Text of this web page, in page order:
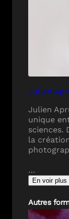
Julien
Julien
unique
sciences.
la
…
En voir plus
Autres